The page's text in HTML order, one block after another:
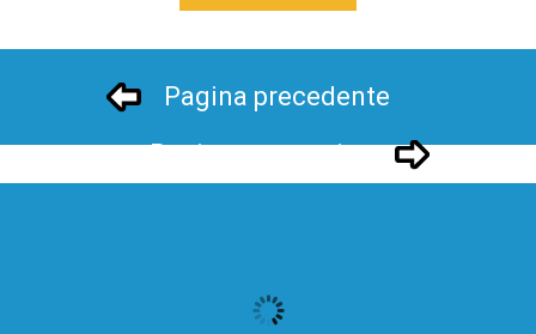
Pagina precedente
Pagina successivo